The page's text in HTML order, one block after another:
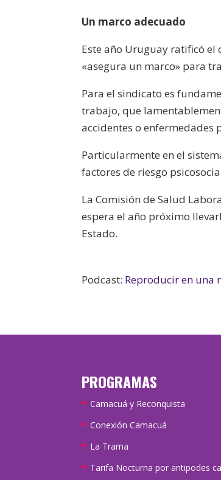
Un marco adecuado
Este año Uruguay ratificó
«asegura un marco» para
Para el sindicato es
trabajo, que
accidentes o enfermedades
Particularmente en el
factores de riesgo
La Comisión de Salud
espera el año próximo
Estado.
Podcast: Reproducir en una
PROGRAMAS
Camacuá y Reconquista
Conexión Camacuá
La Trama
Tarifa Nocturna por antipodes